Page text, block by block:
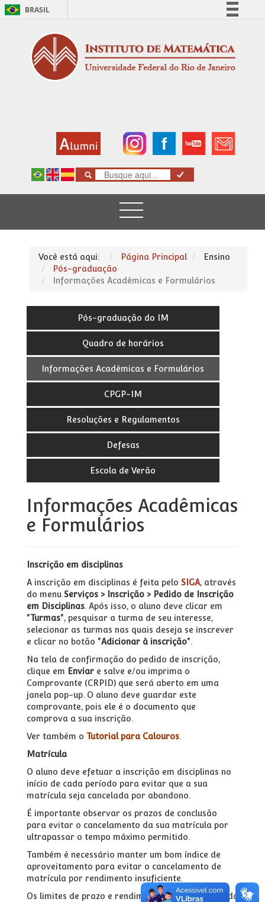
BRASIL
Comunica BR
Participe
Você está aqui: Página Principal
Ensino
Pós-graduação
Informações Acadêmicas e Formulários
Pós-graduação do IM
Quadro de horários
Informações Acadêmicas e Formulários
CPGP-IM
Resoluções e Regulamentos
Defesas
Escola de Verão
Informações Acadêmicas
e Formulários
Inscrição em disciplinas
A inscrição em disciplinas é feita pelo SIGA, através
do menu Serviços > Inscrição > Pedido de Inscrição
em Disciplinas. Após isso, o aluno deve clicar em
"Turmas", pesquisar a turma de seu interesse,
selecionar as turmas nas quais deseja se inscrever
e clicar no botão "Adicionar à inscrição".
Na tela de confirmação do pedido de inscrição,
clique em Enviar e salve e/ou imprima o
Comprovante (CRPID) que será aberto em uma
janela pop-up. O aluno deve guardar este
comprovante, pois ele é o documento que
comprova a sua inscrição.
Ver também o Tutorial para Calouros.
Matrícula
O aluno deve efetuar a inscrição em disciplinas no
início de cada período para evitar que a sua
matrícula seja cancelada por abandono.
É importante observar os prazos de conclusão
para evitar o cancelamento da sua matrícula por
ultrapassar o tempo máximo permitido.
Também é necessário manter um bom índice de
aproveitamento para evitar o cancelamento de
matrícula por rendimento insuficiente.
Os limites de prazo e rendimento variam de acordo